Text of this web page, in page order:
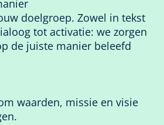
doelgroep. Zowel in tekst
tot activatie: we zorgen
de juiste manier beleefd
waarden, missie en visie